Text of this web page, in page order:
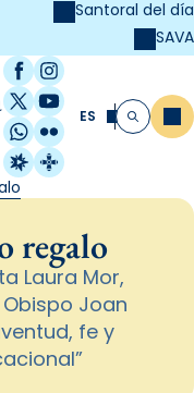
Santoral del día
SAVA
Facebook
Instagram
X / Twitter
YouTube
WhatsApp
Flickr
Radio Estel
Catalunya
ES Buscar
regalo
Laura Mor,
Joan
fe y